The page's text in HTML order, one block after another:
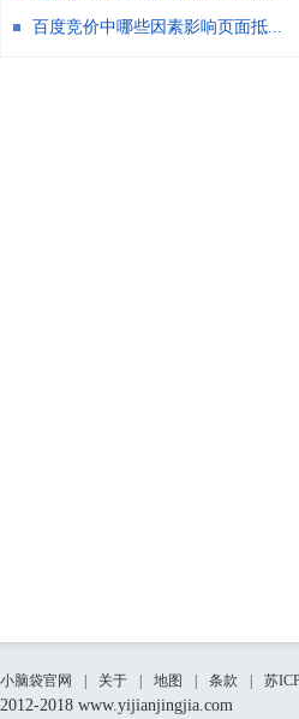
百度竞价中哪些因素影响页面抵...
小脑袋官网 关于 地图 条款 苏
2012-2018 www.yijianjingjia.com